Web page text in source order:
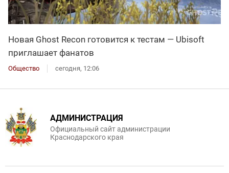
Новая Ghost Recon готовится к тестам — Ubisoft
приглашает фанатов
Общество сегодня, 12:06
АДМИНИСТРАЦИЯ
Официальный сайт администрации
Краснодарского края